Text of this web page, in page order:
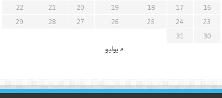
16
17
18
19
20
21
22
23
24
25
26
27
28
29
30
31
« يوليو